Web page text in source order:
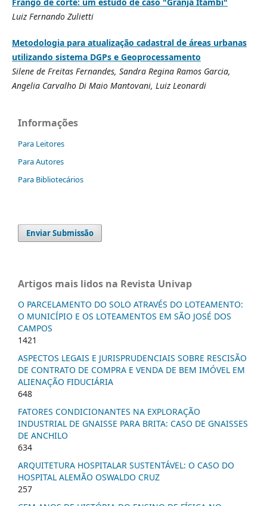
Luiz Fernando Zulietti
Metodologia para atualização cadastral de áreas urbanas
utilizando sistema DGPs e Geoprocessamento
Silene de Freitas Fernandes, Sandra Regina Ramos Garcia,
Angelia Carvalho Di Maio Mantovani, Luiz Leonardi
Informações
Para Leitores
Para Autores
Para Bibliotecários
Enviar Submissão
Artigos mais lidos na Revista Univap
O PARCELAMENTO DO SOLO ATRAVÉS DO LOTEAMENTO:
O MUNICÍPIO E OS LOTEAMENTOS EM SÃO JOSÉ DOS
CAMPOS
1421
ASPECTOS LEGAIS E JURISPRUDENCIAIS SOBRE RESCISÃO
DE CONTRATO DE COMPRA E VENDA DE BEM IMÓVEL EM
ALIENAÇÃO FIDUCIÁRIA
648
FATORES CONDICIONANTES NA EXPLORAÇÃO
INDUSTRIAL DE GNAISSE PARA BRITA: CASO DE GNAISSES
DE ANCHILO
634
ARQUITETURA HOSPITALAR SUSTENTÁVEL: O CASO DO
HOSPITAL ALEMÃO OSWALDO CRUZ
257